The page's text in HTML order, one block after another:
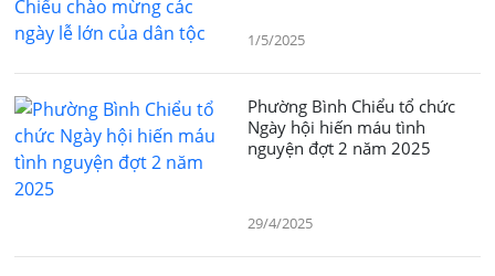
1/5/2025
Phường Bình Chiểu tổ chức
Ngày hội hiến máu tình
nguyện đợt 2 năm 2025
29/4/2025